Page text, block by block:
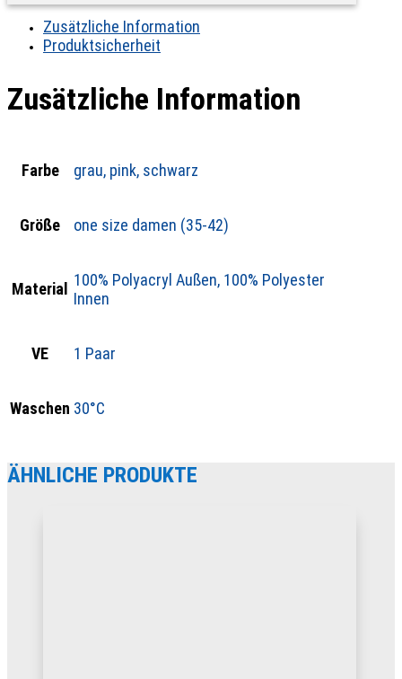
Zusätzliche Information
Produktsicherheit
Zusätzliche Information
Farbe grau, pink, schwarz
Größe one size damen (35-42)
Material 100% Polyacryl Außen, 100% Polyester
Innen
VE 1 Paar
Waschen 30°C
ÄHNLICHE PRODUKTE